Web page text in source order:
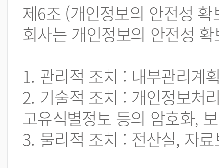
제6조 (개인정보의 안전성 확
회사는 개인정보의 안전성
1. 관리적 조치 : 내부관리계
2. 기술적 조치 : 개인정보처
고유식별정보 등의 암호화,
3. 물리적 조치 : 전산실, 자